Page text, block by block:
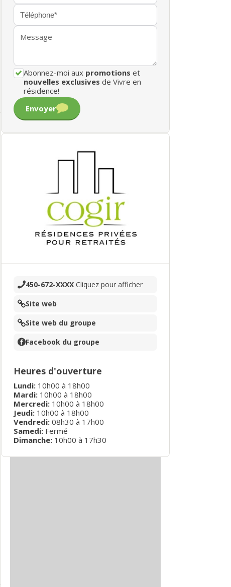
Abonnez-moi aux promotions et
nouvelles exclusives de Vivre en
résidence!
Envoyer
450-672-XXXX Cliquez pour afficher
Site web
Site web du groupe
Facebook du groupe
Heures d'ouverture
Lundi: 10h00 à 18h00
Mardi: 10h00 à 18h00
Mercredi: 10h00 à 18h00
Jeudi: 10h00 à 18h00
Vendredi: 08h30 à 17h00
Samedi: Fermé
Dimanche: 10h00 à 17h30